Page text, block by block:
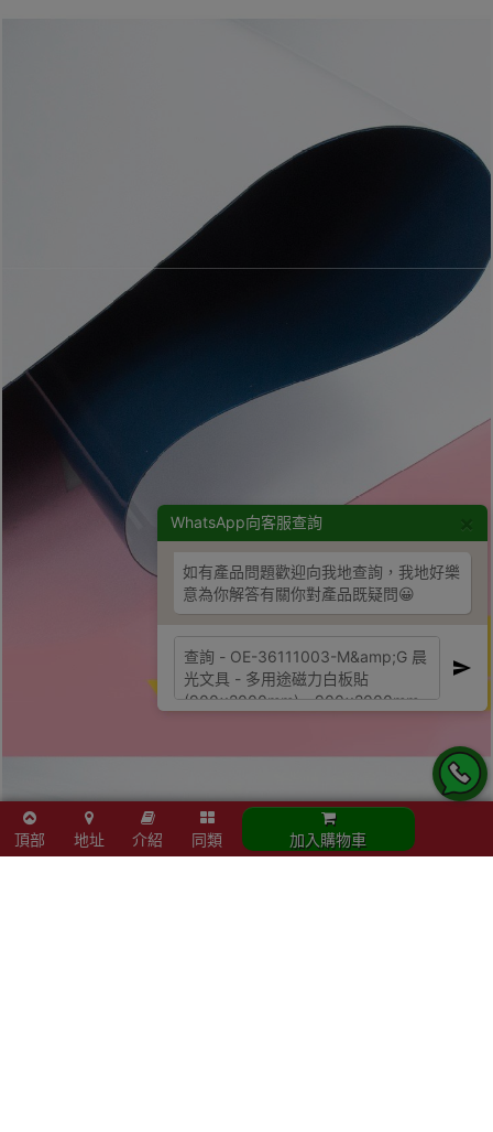
WhatsApp向客服查詢
如有產品問題歡迎向我地查詢，我地好樂
意為你解答有關你對產品既疑問😀
頂部 地址 介紹 同類 加入購物車